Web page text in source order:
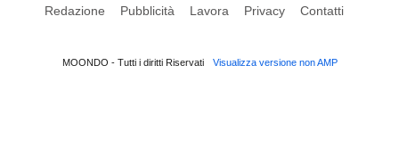
Redazione Pubblicità Lavora Privacy Contatti
MOONDO - Tutti i diritti Riservati Visualizza versione non AMP